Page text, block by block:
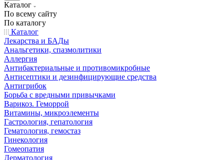
Каталог
По всему сайту
По каталогу
Каталог
Лекарства и БАДы
Анальгетики, спазмолитики
Аллергия
Антибактериальные и противомикробные
Антисептики и дезинфицирующие средства
Антигрибок
Борьба с вредными привычками
Варикоз. Геморрой
Витамины, микроэлементы
Гастрология, гепатология
Гематология, гемостаз
Гинекология
Гомеопатия
Дерматология